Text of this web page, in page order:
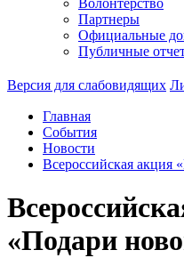
Волонтерство
Партнеры
Официальные
Публичные
Версия для слабовидящих
Главная
События
Новости
Всероссийская акция
«Подари